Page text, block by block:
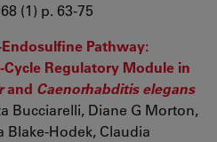
(1) p. 63-75
Pathway:
Regulatory Module in
and Caenorhabditis elegans
Bucciarelli, Diane G Morton,
Blake-Hodek, Claudia